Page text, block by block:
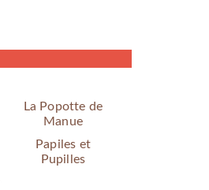
La Popotte de
Manue
Papiles et
Pupilles